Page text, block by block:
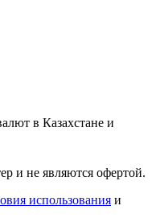
в Казахстане и
и не являются офертой.
использования и